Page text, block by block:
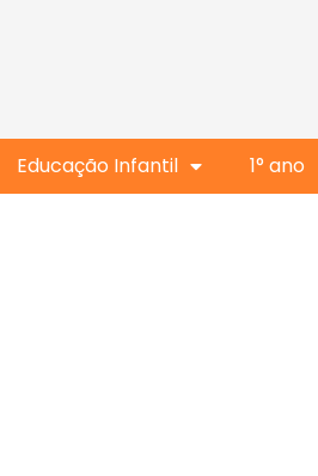
Educação Infantil 1° ano